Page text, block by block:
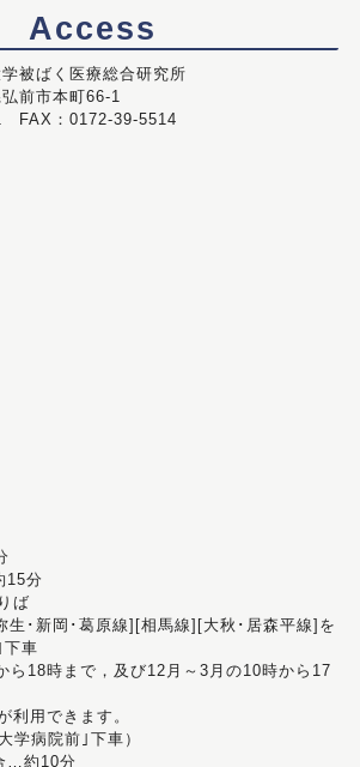
Access
被ばく医療総合研究所
前市本町66-1
FAX：0172-39-5514
15分
ば
生･新岡･葛原線][相馬線][大秋･居森平線]を
下車
ら18時まで，及び12月～3月の10時から17
利用できます。
学病院前｣下車）
…約10分